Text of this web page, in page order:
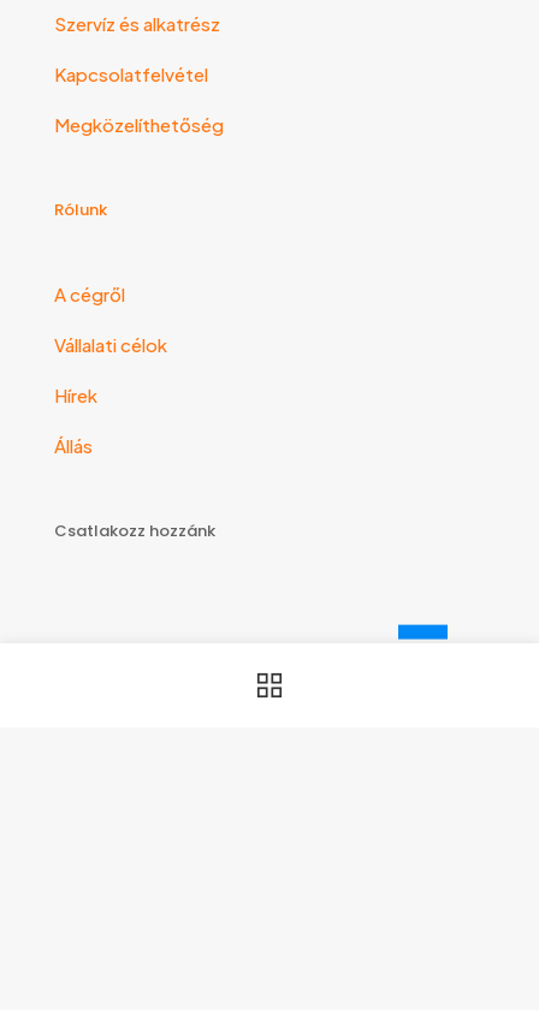
Szervíz és alkatrész
Kapcsolatfelvétel
Megközelíthetőség
Rólunk
A cégről
Vállalati célok
Hírek
Állás
Csatlakozz hozzánk